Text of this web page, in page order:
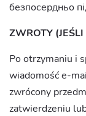
безпосердньо
ZWROTY (JEŚLI
Po otrzymaniu i
wiadomość e-
zwrócony
zatwierdzeniu